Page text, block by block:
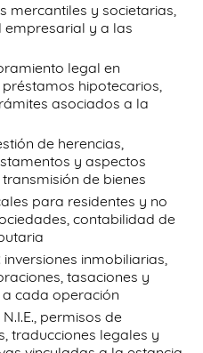
mercantiles y societarias,
y a las
legal en
hipotecarios,
asociados a la
de herencias,
y aspectos
de bienes
para residentes y no
contabilidad de
inversiones inmobiliarias,
tasaciones y
cada operación
permisos de
traducciones legales y